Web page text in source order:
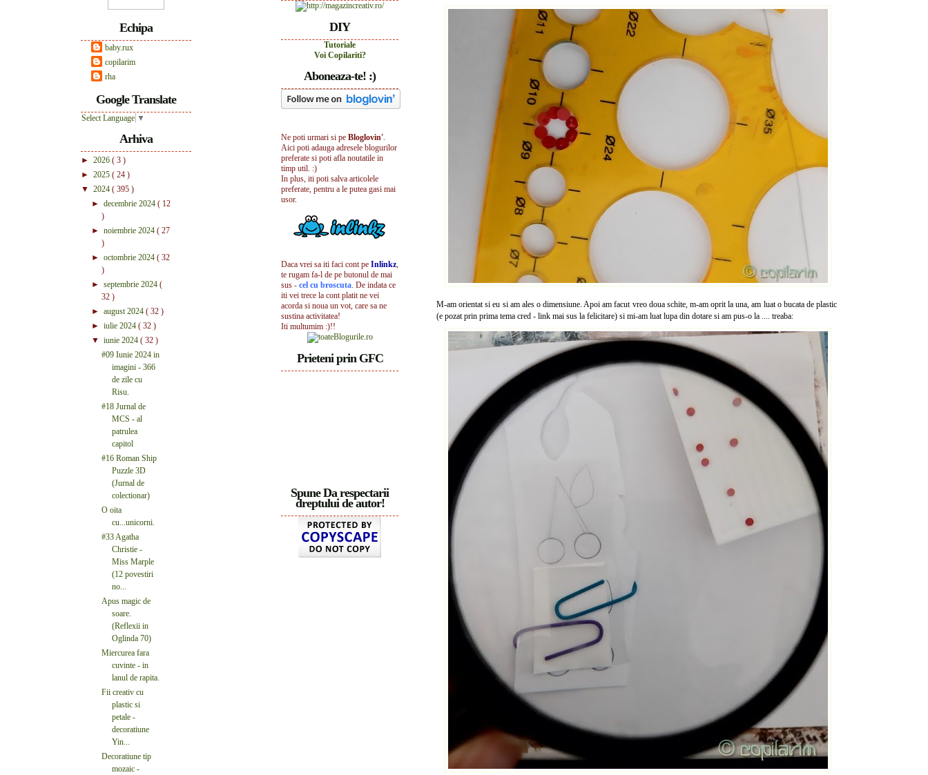
M-am orientat si eu si am ales o dimensiune. Apoi am facut vreo doua schite, m-am oprit la una, am luat o bucata de plastic
(e pozat prin prima tema cred - link mai sus la felicitare) si mi-am luat lupa din dotare si am pus-o la .... treaba:
DIY
Tutoriale
Voi Copilariti?
Aboneaza-te! :)
Ne poti urmari si pe Bloglovin'.
Aici poti adauga adresele blogurilor
preferate si poti afla noutatile in
timp util. :)
In plus, iti poti salva articolele
preferate, pentru a le putea gasi mai
usor.
Daca vrei sa iti faci cont pe Inlinkz,
te rugam fa-l de pe butonul de mai
sus - cel cu broscuta. De indata ce
iti vei trece la cont platit ne vei
acorda si noua un vot, care sa ne
sustina activitatea!
Iti multumim :)!!
Prieteni prin GFC
Spune Da respectarii
dreptului de autor!
Echipa
baby.rux
copilarim
rha
Google Translate
Select Language ▼
Arhiva
► 2026 ( 3 )
► 2025 ( 24 )
▼ 2024 ( 395 )
► decembrie 2024 ( 12
)
► noiembrie 2024 ( 27
)
► octombrie 2024 ( 32
)
► septembrie 2024 (
32 )
► august 2024 ( 32 )
► iulie 2024 ( 32 )
▼ iunie 2024 ( 32 )
#09 Iunie 2024 in
imagini - 366
de zile cu
Risu.
#18 Jurnal de
MCS - al
patrulea
capitol
#16 Roman Ship
Puzzle 3D
(Jurnal de
colectionar)
O oita
cu...unicorni.
#33 Agatha
Christie -
Miss Marple
(12 povestiri
no...
Apus magic de
soare.
(Reflexii in
Oglinda 70)
Miercurea fara
cuvinte - in
lanul de rapita.
Fii creativ cu
plastic si
petale -
decoratiune
Yin...
Decoratiune tip
mozaic -